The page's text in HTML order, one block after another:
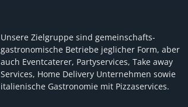
Unsere Zielgruppe sind gemeinschafts-
gastronomische Betriebe jeglicher Form, aber
auch Eventcaterer, Partyservices, Take away
Services, Home Delivery Unternehmen sowie
italienische Gastronomie mit Pizzaservices.